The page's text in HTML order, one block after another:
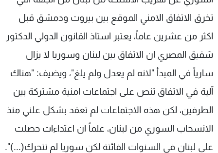
تخرق الاتفاق الامني الموقع بين بيروت ودمشق قبل
اكثر من عشرين عاماً، يعتبر استاذ القانون الدولي الدكتور
شفيق المصري ان الاتفاق بين لبنان وسوريا لا يزال
سارياً في المبدأ "لانه لم يعدل ولم يلغ"، ويضيف: "هناك
آلية في الاتفاق تنص على اجتماعات امنية مشتركة بين
الطرفين، لكن هذه الاجتماعات لم تعقد بشكل علني منذ
الانسحاب السوري من لبنان، علماً ان اعتداءات حصلت
على لبنان في السنوات الفائتة لكن سوريا لم تتحرك(...)".